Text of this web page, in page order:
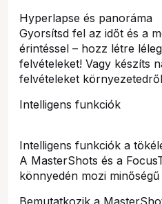
Hyperlapse és panoráma
Gyorsítsd fel az időt és a
érintéssel – hozz létre
felvételeket! Vagy készíts
felvételeket
Intelligens funkciók
Intelligens funkciók a
A MasterShots és a
könnyedén mozi
Bemutatkozik a